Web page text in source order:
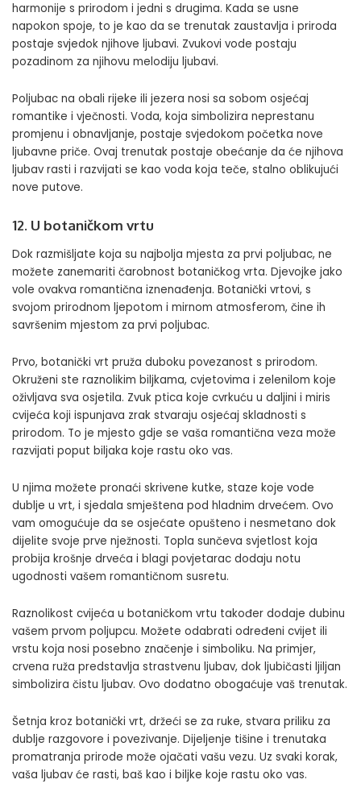
harmonije s prirodom i jedni s drugima. Kada se usne
napokon spoje, to je kao da se trenutak zaustavlja i priroda
postaje svjedok njihove ljubavi. Zvukovi vode postaju
pozadinom za njihovu melodiju ljubavi.
Poljubac na obali rijeke ili jezera nosi sa sobom osjećaj
romantike i vječnosti. Voda, koja simbolizira neprestanu
promjenu i obnavljanje, postaje svjedokom početka nove
ljubavne priče. Ovaj trenutak postaje obećanje da će njihova
ljubav rasti i razvijati se kao voda koja teče, stalno oblikujući
nove putove.
12. U botaničkom vrtu
Dok razmišljate koja su najbolja mjesta za prvi poljubac, ne
možete zanemariti čarobnost botaničkog vrta. Djevojke jako
vole ovakva romantična iznenađenja. Botanički vrtovi, s
svojom prirodnom ljepotom i mirnom atmosferom, čine ih
savršenim mjestom za prvi poljubac.
Prvo, botanički vrt pruža duboku povezanost s prirodom.
Okruženi ste raznolikim biljkama, cvjetovima i zelenilom koje
oživljava sva osjetila. Zvuk ptica koje cvrkuću u daljini i miris
cvijeća koji ispunjava zrak stvaraju osjećaj skladnosti s
prirodom. To je mjesto gdje se vaša romantična veza može
razvijati poput biljaka koje rastu oko vas.
U njima možete pronaći skrivene kutke, staze koje vode
dublje u vrt, i sjedala smještena pod hladnim drvećem. Ovo
vam omogućuje da se osjećate opušteno i nesmetano dok
dijelite svoje prve nježnosti. Topla sunčeva svjetlost koja
probija krošnje drveća i blagi povjetarac dodaju notu
ugodnosti vašem romantičnom susretu.
Raznolikost cvijeća u botaničkom vrtu također dodaje dubinu
vašem prvom poljupcu. Možete odabrati određeni cvijet ili
vrstu koja nosi posebno značenje i simboliku. Na primjer,
crvena ruža predstavlja strastvenu ljubav, dok ljubičasti ljiljan
simbolizira čistu ljubav. Ovo dodatno obogaćuje vaš trenutak.
Šetnja kroz botanički vrt, držeći se za ruke, stvara priliku za
dublje razgovore i povezivanje. Dijeljenje tišine i trenutaka
promatranja prirode može ojačati vašu vezu. Uz svaki korak,
vaša ljubav će rasti, baš kao i biljke koje rastu oko vas.